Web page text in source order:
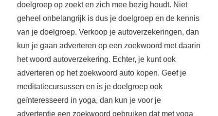
doelgroep op zoekt en zich mee bezig houdt. Niet
geheel onbelangrijk is dus je doelgroep en de kennis
van je doelgroep. Verkoop je autoverzekeringen, dan
kun je gaan adverteren op een zoekwoord met daarin
het woord autoverzekering. Echter, je kunt ook
adverteren op het zoekwoord auto kopen. Geef je
meditatiecursussen en is je doelgroep ook
geïnteresseerd in yoga, dan kun je voor je
advertentie een zoekwoord gebruiken dat met yoga